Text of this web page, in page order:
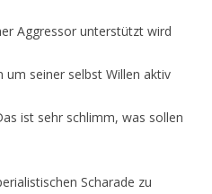
Aggressor unterstützt wird
um seiner selbst Willen aktiv
ist sehr schlimm, was sollen
Scharade zu